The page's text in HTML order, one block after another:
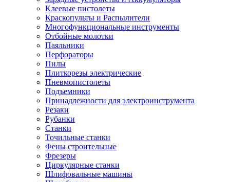
Клеевые пистолеты
Краскопульты и Распылители
Многофункциональные инструменты
Отбойные молотки
Паяльники
Перфораторы
Пилы
Плиткорезы электрические
Пневмопистолеты
Подъемники
Принадлежности для электроинструмента
Резаки
Рубанки
Станки
Точильные станки
Фены строительные
Фрезеры
Циркулярные станки
Шлифовальные машины